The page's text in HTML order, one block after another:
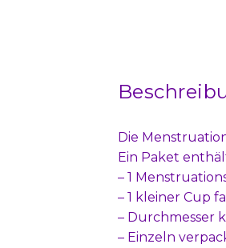
Die
Ein Paket
– 1
– 1 kleiner Cup
– Durchmesser
– Einzeln